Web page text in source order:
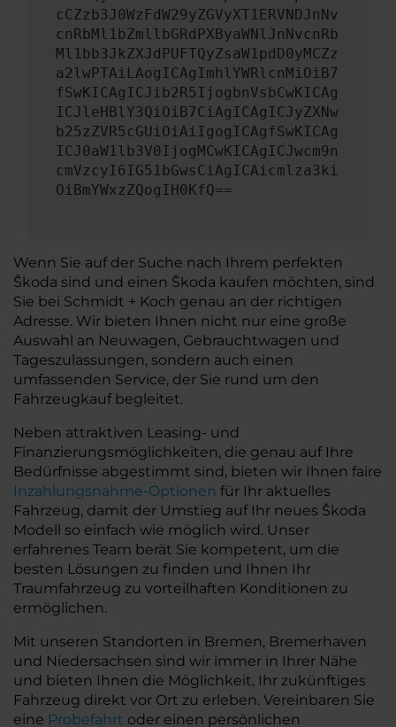
cCZzb3J0WzFdW29yZGVyXT1ERVNDJnNv
cnRbMl1bZmllbGRdPXByaWNlJnNvcnRb
Ml1bb3JkZXJdPUFTQyZsaW1pdD0yMCZz
a2lwPTAiLAogICAgImhlYWRlcnMiOiB7
fSwKICAgICJib2R5IjogbnVsbCwKICAg
ICJleHBlY3QiOiB7CiAgICAgICJyZXNw
b25zZVR5cGUiOiAiIgogICAgfSwKICAg
ICJ0aW1lb3V0IjogMCwKICAgICJwcm9n
cmVzcyI6IG51bGwsCiAgICAicmlza3ki
OiBmYWxzZQogIH0KfQ==
Wenn Sie auf der Suche nach Ihrem perfekten
Škoda sind und einen Škoda kaufen möchten, sind
Sie bei Schmidt + Koch genau an der richtigen
Adresse. Wir bieten Ihnen nicht nur eine große
Auswahl an Neuwagen, Gebrauchtwagen und
Tageszulassungen, sondern auch einen
umfassenden Service, der Sie rund um den
Fahrzeugkauf begleitet.
Neben attraktiven Leasing- und
Finanzierungsmöglichkeiten, die genau auf Ihre
Bedürfnisse abgestimmt sind, bieten wir Ihnen faire
Inzahlungsnahme-Optionen für Ihr aktuelles
Fahrzeug, damit der Umstieg auf Ihr neues Škoda
Modell so einfach wie möglich wird. Unser
erfahrenes Team berät Sie kompetent, um die
besten Lösungen zu finden und Ihnen Ihr
Traumfahrzeug zu vorteilhaften Konditionen zu
ermöglichen.
Mit unseren Standorten in Bremen, Bremerhaven
und Niedersachsen sind wir immer in Ihrer Nähe
und bieten Ihnen die Möglichkeit, Ihr zukünftiges
Fahrzeug direkt vor Ort zu erleben. Vereinbaren Sie
eine Probefahrt oder einen persönlichen